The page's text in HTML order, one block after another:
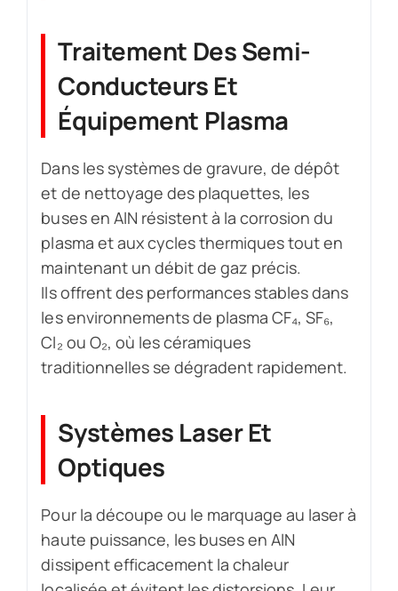
Traitement Des Semi-
Conducteurs Et
Équipement Plasma
Dans les systèmes de gravure, de dépôt
et de nettoyage des plaquettes, les
buses en AlN résistent à la corrosion du
plasma et aux cycles thermiques tout en
maintenant un débit de gaz précis.
Ils offrent des performances stables dans
les environnements de plasma CF₄, SF₆,
Cl₂ ou O₂, où les céramiques
traditionnelles se dégradent rapidement.
Systèmes Laser Et
Optiques
Pour la découpe ou le marquage au laser à
haute puissance, les buses en AlN
dissipent efficacement la chaleur